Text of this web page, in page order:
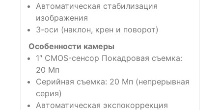
Автоматическая стабилизация
изображения
3-оси (наклон, крен и поворот)
Особенности камеры
1″ CMOS-сенсор Покадровая съемка:
20 Мп
Серийная съемка: 20 Мп (непрерывная
серия)
Автоматическая экспокоррекция